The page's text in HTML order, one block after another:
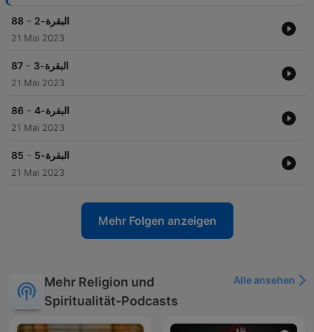
88 - البقرة-2
21 Mai 2023
87 - البقرة-3
21 Mai 2023
86 - البقرة-4
21 Mai 2023
85 - البقرة-5
21 Mai 2023
Mehr Folgen anzeigen
Mehr Religion und
Spiritualität-Podcasts
Alle ansehen